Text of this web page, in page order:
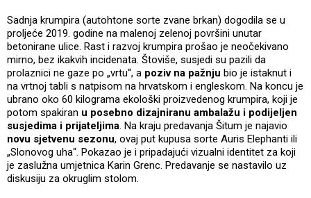
Sadnja krumpira (autohtone sorte zvane brkan) dogodila se u
proljeće 2019. godine na malenoj zelenoj površini unutar
betonirane ulice. Rast i razvoj krumpira prošao je neočekivano
mirno, bez ikakvih incidenata. Štoviše, susjedi su pazili da
prolaznici ne gaze po „vrtu“, a poziv na pažnju bio je istaknut i
na vrtnoj tabli s natpisom na hrvatskom i engleskom. Na koncu je
ubrano oko 60 kilograma ekološki proizvedenog krumpira, koji je
potom spakiran u posebno dizajniranu ambalažu i podijeljen
susjedima i prijateljima. Na kraju predavanja Šitum je najavio
novu sjetvenu sezonu, ovaj put kupusa sorte Auris Elephanti ili
„Slonovog uha“. Pokazao je i pripadajući vizualni identitet za koji
je zaslužna umjetnica Karin Grenc. Predavanje se nastavilo uz
diskusiju za okruglim stolom.